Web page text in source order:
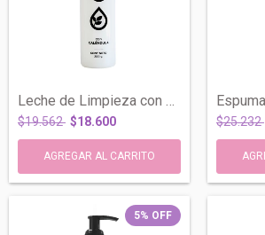
Leche de Limpieza con Siliconas Calmante...
$19.562 $18.600 $25.232
5% OFF